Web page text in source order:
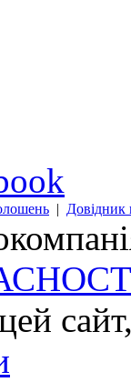
| Довідник